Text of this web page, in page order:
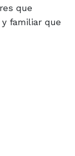
que
familiar que